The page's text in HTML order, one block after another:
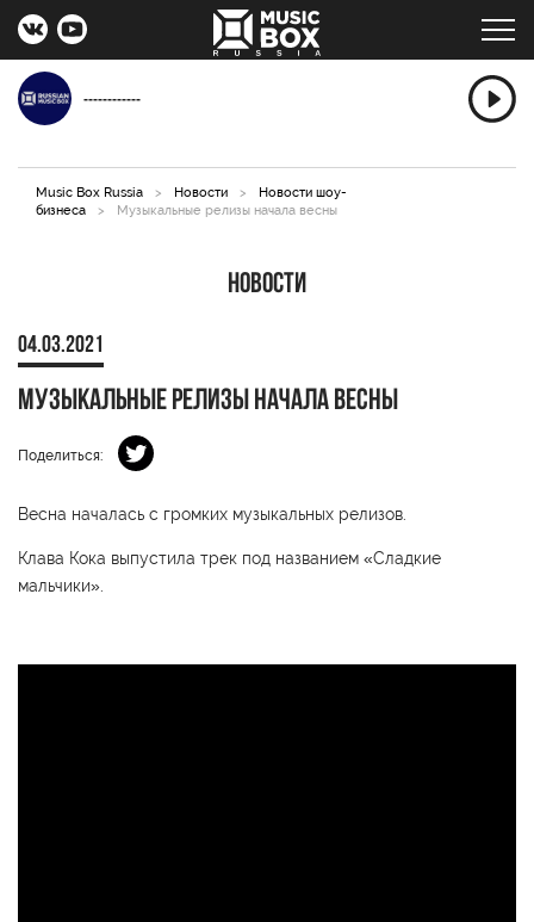
------------
Music Box Russia > Новости >
Новости шоу-
бизнеса
> Музыкальные релизы начала весны
Новости
04.03.2021
Музыкальные релизы начала весны
Поделиться:
Весна началась с громких музыкальных релизов.
Клава Кока выпустила трек под названием «Сладкие
мальчики».